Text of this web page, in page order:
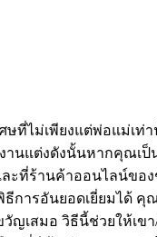
ที่ไม่เพียงแต่พ่อแม่เท่
นแต่งดังนั้นหากคุณเป็
ที่ร้านค้าออนไลน์ของ
ารอันยอดเยี่ยมได้ คุ
ญเสมอ วิธีนี้ช่วยให้เข